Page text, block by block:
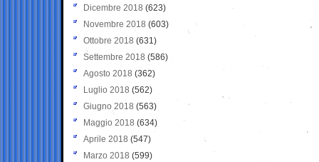
Dicembre 2018 (623)
Novembre 2018 (603)
Ottobre 2018 (631)
Settembre 2018 (586)
Agosto 2018 (362)
Luglio 2018 (562)
Giugno 2018 (563)
Maggio 2018 (634)
Aprile 2018 (547)
Marzo 2018 (599)